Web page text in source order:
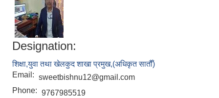
Designation:
शिक्षा,युवा तथा खेलकुद शाखा प्रमुख,(अधिकृत सातौँ)
Email: sweetbishnu12@gmail.com
Phone: 9767985519